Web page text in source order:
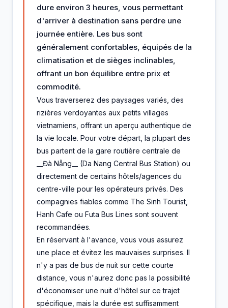
dure environ 3 heures, vous permettant
d'arriver à destination sans perdre une
journée entière. Les bus sont
généralement confortables, équipés de la
climatisation et de sièges inclinables,
offrant un bon équilibre entre prix et
commodité.
Vous traverserez des paysages variés, des
rizières verdoyantes aux petits villages
vietnamiens, offrant un aperçu authentique de
la vie locale. Pour votre départ, la plupart des
bus partent de la gare routière centrale de
__Đà Nẵng__ (Da Nang Central Bus Station) ou
directement de certains hôtels/agences du
centre-ville pour les opérateurs privés. Des
compagnies fiables comme The Sinh Tourist,
Hanh Cafe ou Futa Bus Lines sont souvent
recommandées.
En réservant à l'avance, vous vous assurez
une place et évitez les mauvaises surprises. Il
n'y a pas de bus de nuit sur cette courte
distance, vous n'aurez donc pas la possibilité
d'économiser une nuit d'hôtel sur ce trajet
spécifique, mais la durée est suffisamment